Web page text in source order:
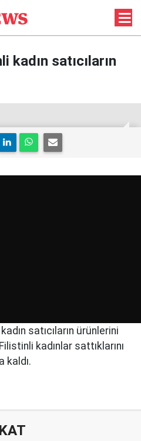
satıcıların
satıcıların ürünlerini
kadınlar sattıklarını
kaldı.